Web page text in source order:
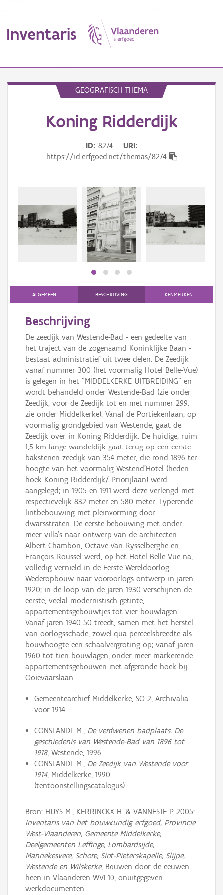
Inventaris
Erfgoedobject
Gebeurtenis
Persoon of collectief
Aanmelden
GEOGRAFISCH THEMA
Koning Ridderdijk
ID 8274
URI
https://id.erfgoed.net/themas/8274
ALGEMEEN BESCHRIJVING KENMERKEN
Beschrijving
De zeedijk van Westende-Bad - een gedeelte van
het traject van de zogenaamd Koninklijke Baan -
bestaat administratief uit twee delen. De Zeedijk
vanaf nummer 300 (het voormalig Hotel Belle-Vue)
is gelegen in het "MIDDELKERKE UITBREIDING" en
wordt behandeld onder Westende-Bad (zie onder
Zeedijk, voor de Zeedijk tot en met nummer 299:
zie onder Middelkerke). Vanaf de Portiekenlaan, op
voormalig grondgebied van Westende, gaat de
Zeedijk over in Koning Ridderdijk. De huidige, ruim
1,5 km lange wandeldijk gaat terug op een eerste
bakstenen zeedijk van 354 meter, die rond 1896 ter
hoogte van het voormalig Westend'Hotel (heden
hoek Koning Ridderdijk/ Priorijlaan) werd
aangelegd; in 1905 en 1911 werd deze verlengd met
respectievelijk 832 meter en 580 meter. Typerende
lintbebouwing met pleinvorming door
dwarsstraten. De eerste bebouwing met onder
meer villa's naar ontwerp van de architecten
Albert Chambon, Octave Van Rysselberghe en
François Roussel werd, op het Hotel Belle-Vue na,
volledig vernield in de Eerste Wereldoorlog.
Wederopbouw naar vooroorlogs ontwerp in jaren
1920; in de loop van de jaren 1930 verschijnen de
eerste, veelal modernistisch getinte,
appartementsgebouwtjes tot vier bouwlagen.
Vanaf jaren 1940-50 treedt, samen met het herstel
van oorlogsschade, zowel qua perceelsbreedte als
bouwhoogte een schaalvergroting op; vanaf jaren
1960 tot tien bouwlagen, onder meer markerende
appartementsgebouwen met afgeronde hoek bij
Ooievaarslaan.
Gemeentearchief Middelkerke, SO 2, Archivalia
voor 1914.
CONSTANDT M., De verdwenen badplaats. De
geschiedenis van Westende-Bad van 1896 tot
1918, Westende, 1996.
CONSTANDT M., De Zeedijk van Westende voor
1914, Middelkerke, 1990
(tentoonstellingscatalogus).
Bron: HUYS M., KERRINCKX H. & VANNESTE P. 2005:
Inventaris van het bouwkundig erfgoed, Provincie
West-Vlaanderen, Gemeente Middelkerke,
Deelgemeenten Leffinge, Lombardsijde,
Mannekesvere, Schore, Sint-Pieterskapelle, Slijpe,
Westende en Wilskerke, Bouwen door de eeuwen
heen in Vlaanderen WVL10, onuitgegeven
werkdocumenten.